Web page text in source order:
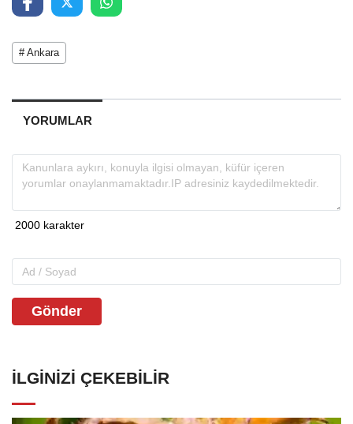
# Ankara
YORUMLAR
Gönder
İLGINIZI ÇEKEBILIR